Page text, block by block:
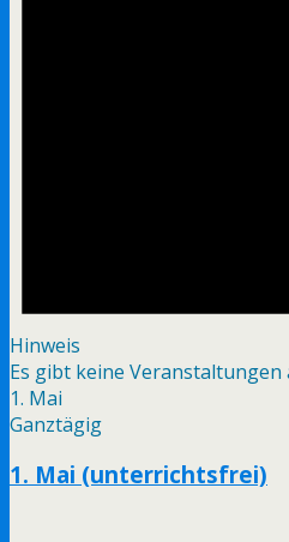
Hinweis
Es gibt keine Veranstaltungen
1. Mai
Ganztägig
1. Mai (unterrichtsfrei)